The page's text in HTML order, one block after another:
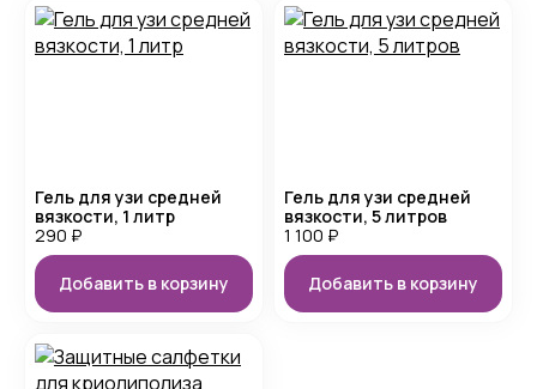
Гель для узи средней
вязкости, 1 литр
290 ₽
Добавить в корзину
Гель для узи средней
вязкости, 5 литров
1 100 ₽
Добавить в корзину